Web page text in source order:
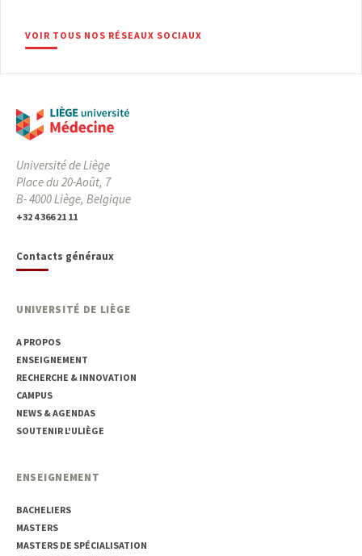
VOIR TOUS NOS RÉSEAUX SOCIAUX
Université de Liège
Place du 20-Août, 7
B- 4000 Liège, Belgique
+32 4 366 21 11
Contacts généraux
UNIVERSITÉ DE LIÈGE
A PROPOS
ENSEIGNEMENT
RECHERCHE & INNOVATION
CAMPUS
NEWS & AGENDAS
SOUTENIR L'ULIÈGE
ENSEIGNEMENT
BACHELIERS
MASTERS
MASTERS DE SPÉCIALISATION